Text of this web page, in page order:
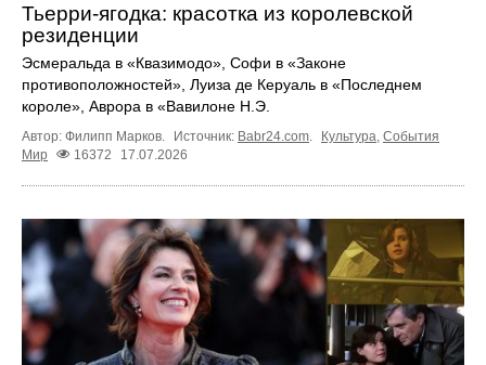
Тьерри-ягодка: красотка из королевской
резиденции
Эсмеральда в «Квазимодо», Софи в «Законе
противоположностей», Луиза де Керуаль в «Последнем
короле», Аврора в «Вавилоне Н.Э.
Автор: Филипп Марков. Источник: Babr24.com Культура События
Мир
16372 17.07.2026